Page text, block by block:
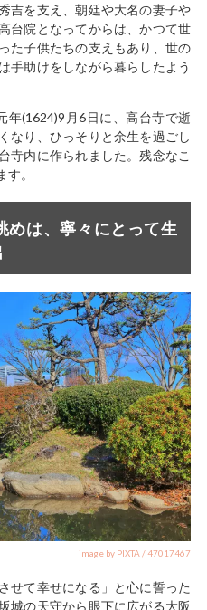
吉を支え、朝廷や大名の妻子や
台院となってからは、かつて世
た子供たちの支えもあり、世の
手助けをしながら暮らしたよう
年(1624)9月6日に、高台寺で逝
なり、ひっそりと余生を過ごし
寺内に作られました。残念なこ
。
めは、寧々にとって生
image by PIXTA / 47017467
せて幸せになる」と心に誓った
城の天守から眼下に広がる大阪